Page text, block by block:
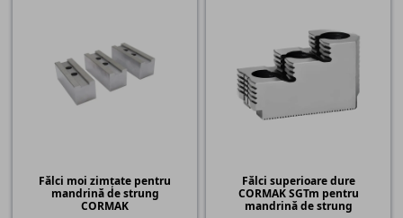
Fălci moi zimțate pentru
mandrină de strung
CORMAK
Fălci superioare dure
CORMAK SGTm pentru
mandrină de strung